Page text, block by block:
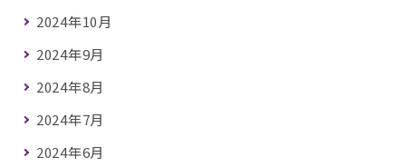
2024年10月
2024年9月
2024年8月
2024年7月
2024年6月